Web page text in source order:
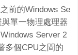
前的Windows Se
單一物理處理器
Server 2
多個CPU之間的